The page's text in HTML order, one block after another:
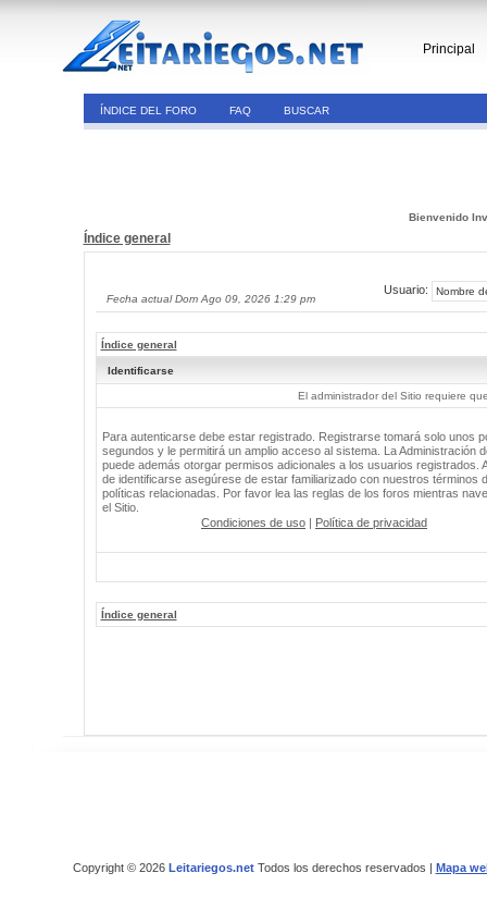
Principal
ÍNDICE DEL FORO FAQ BUSCAR
Bienvenido
Índice general
Fecha actual Dom Ago 09, 2026 1:29 pm
Usuario:
Índice general
Identificarse
El administrador del Sitio requiere
Para autenticarse debe estar registrado. Registrarse tomará solo unos
segundos y le permitirá un amplio acceso al sistema. La Administración
puede además otorgar permisos adicionales a los usuarios registrados.
de identificarse asegúrese de estar familiarizado con nuestros términos
políticas relacionadas. Por favor lea las reglas de los foros mientras
el Sitio.
Condiciones de uso | Política de privacidad
Índice general
Copyright © 2026 Leitariegos.netTodos los derechos reservados | Mapa